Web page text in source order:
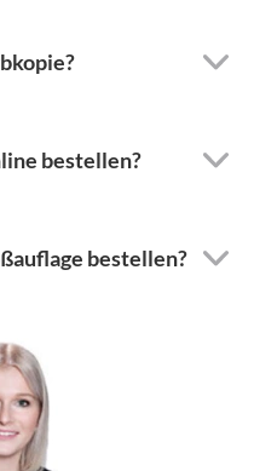
bestellen?
bestellen?